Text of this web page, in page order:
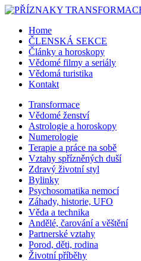
Home
ČLENSKÁ SEKCE
Články a horoskopy
Vědomé filmy a seriály
Vědomá turistika
Kontakt
Transformace
Vědomé ženství
Astrologie a horoskopy
Numerologie
Terapie a práce na sobě
Vztahy spřízněných duší
Zdravý životní styl
Bylinky
Psychosomatika nemocí
Záhady, historie, UFO
Věda a technika
Andělé, čarování a věštění
Partnerské vztahy
Porod, děti, rodina
Životní příběhy